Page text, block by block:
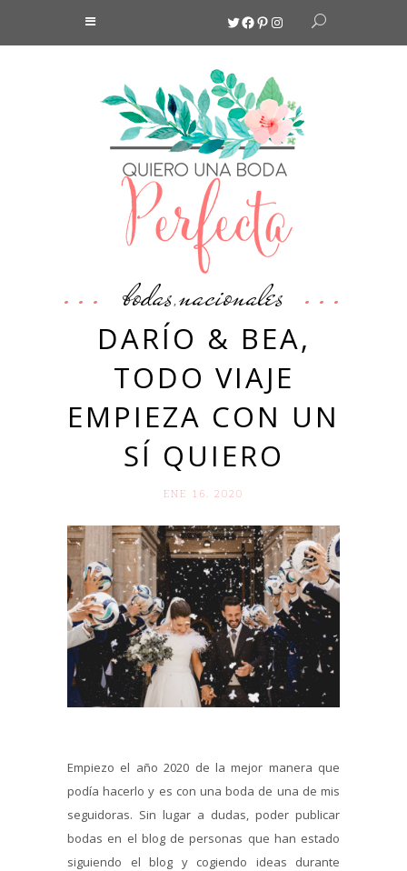
Twitter
Facebook
Pinterest
Instagram
bodas,nacionales
DARÍO & BEA,
TODO VIAJE
EMPIEZA CON UN
SÍ QUIERO
ENE 16. 2020
Empiezo el año 2020 de la mejor manera que
podía hacerlo y es con una boda de una de mis
seguidoras. Sin lugar a dudas, poder publicar
bodas en el blog de personas que han estado
siguiendo el blog y cogiendo ideas durante